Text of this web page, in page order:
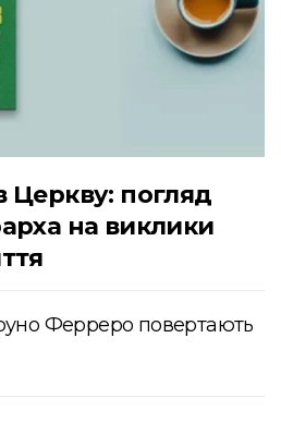
Церкву: погляд
на виклики
Ферреро повертають